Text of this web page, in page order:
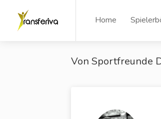
Home
Von Sportfreunde